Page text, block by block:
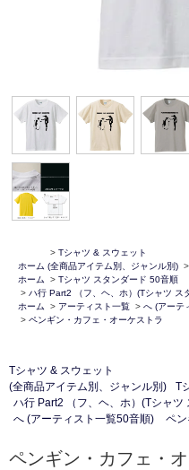
ホーム
> Tシャツ & スウェット
(全商品アイテム別、ジャンル別) >
ホーム
> Tシャツ スタンダード 50音順
> ハ行 Part2 （フ、ヘ、ホ）(Tシャツ ス
ホーム
> アーティスト一覧 > へ (アーテ
> ペンギン・カフェ・オーケストラ
Tシャツ & スウェット
(全商品アイテム別、ジャンル別)
T
ハ行 Part2 （フ、ヘ、ホ）(Tシャツ
へ (アーティスト一覧50音順)
ペ
ペンギン・カフェ・